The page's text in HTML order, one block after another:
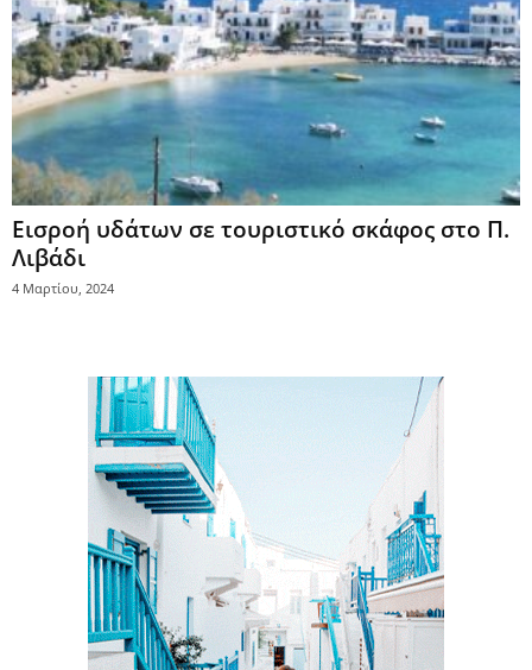
Εισροή υδάτων σε τουριστικό σκάφος στο Π.
Λιβάδι
4 Μαρτίου, 2024